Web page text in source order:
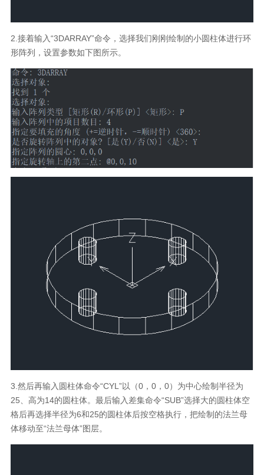
2.接着输入“3DARRAY”命令，选择我们刚刚绘制的小圆柱体进行环
形阵列，设置参数如下图所示。
3.然后再输入圆柱体命令“CYL”以（0，0，0）为中心绘制半径为
25、高为14的圆柱体。最后输入差集命令“SUB”选择大的圆柱体空
格后再选择半径为6和25的圆柱体后按空格执行，把绘制的法兰母
体移动至“法兰母体”图层。